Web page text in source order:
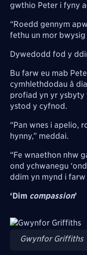
gwthio Peter i fyny
“Roedd gennym
fethu un mor bwysig
Dywedodd fod y
Bu farw eu mab
cymhlethdodau â
profiad yn yr ysbyty
ystod y cyfnod.
“Pan wnes i apelio,
hynny,” meddai.
“Fe wnaethon nhw
ond ychwanegu
ddim yn mynd i farw
‘Dim compassion’
Image
Gwynfor Griffiths